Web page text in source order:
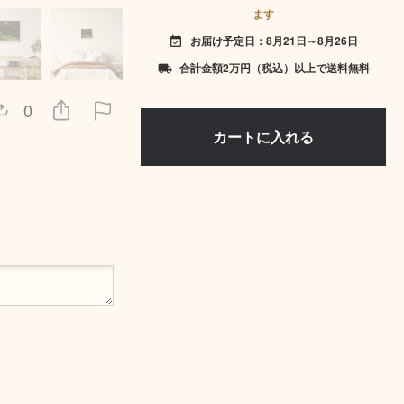
0
ます
event_available お届け予定日：8月21日～8月26日
local_shipping 合計金額2万円（税込）以上で送料無料